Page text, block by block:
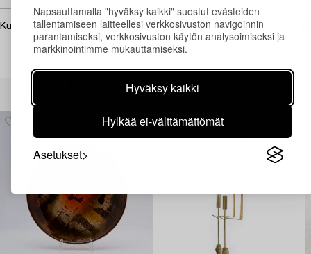
Napsauttamalla "hyväksy kaikki" suostut evästeiden
tallentamiseen laitteellesi verkkosivuston navigoinnin
parantamiseksi, verkkosivuston käytön analysoimiseksi ja
markkinointimme mukauttamiseksi.
Hyväksy kaikki
Hylkää ei-välttämättömät
Asetukset
Kuvan käyttöoikeudet
Muiden katsomia kohteita